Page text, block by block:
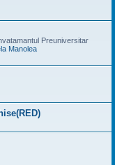
Preuniversitar
Manolea